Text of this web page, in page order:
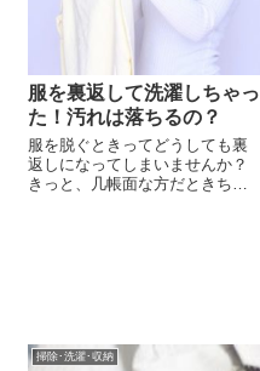
服を裏返して洗濯しちゃっ
た！汚れは落ちるの？
服を脱ぐときってどうしても裏
返しになってしまいませんか？
きっと、几帳面な方だときちん
掃除･洗濯･収納